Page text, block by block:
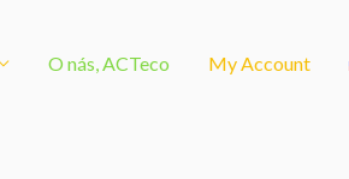
O nás, ACTeco My Account